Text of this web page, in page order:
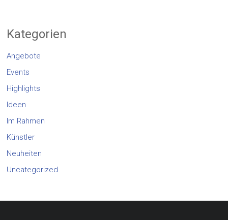
Kategorien
Angebote
Events
Highlights
Ideen
Im Rahmen
Künstler
Neuheiten
Uncategorized